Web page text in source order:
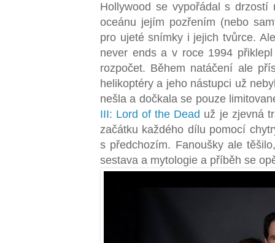
Hollywood se vypořádal s
oceánu jejím pozřením (nebo
pro ujeté snímky i jejich tvůrce.
never ends a v roce 1994
rozpočet. Během natáčení ale
helikoptéry a jeho nástupci už
nešla a dočkala se pouze
III: Lord of the Dead už je zjevná
začátku každého dílu pomocí
s předchozím. Fanoušky ale
sestava a mytologie a příběh se